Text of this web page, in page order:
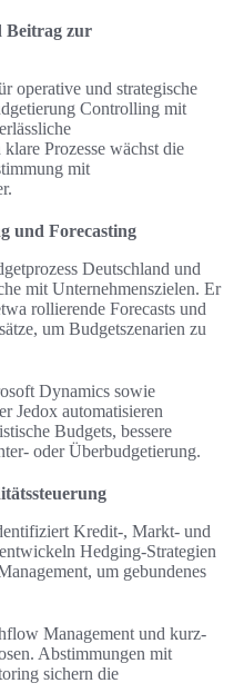
Beitrag zur
operative und strategische
Controlling mit
Prozesse wächst die
mit
und Forecasting
Deutschland und
mit Unternehmenszielen. Er
rollierende Forecasts und
um Budgetszenarien zu
Dynamics sowie
Jedox automatisieren
Budgets, bessere
oder Überbudgetierung.
Kredit-, Markt- und
Hedging-Strategien
um gebundenes
Management und kurz-
Abstimmungen mit
sichern die